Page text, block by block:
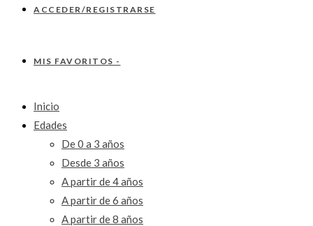
ACCEDER/REGISTRARSE
MIS FAVORITOS -
Inicio
Edades
De 0 a 3 años
Desde 3 años
A partir de 4 años
A partir de 6 años
A partir de 8 años